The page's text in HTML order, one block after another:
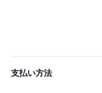
支払い方法